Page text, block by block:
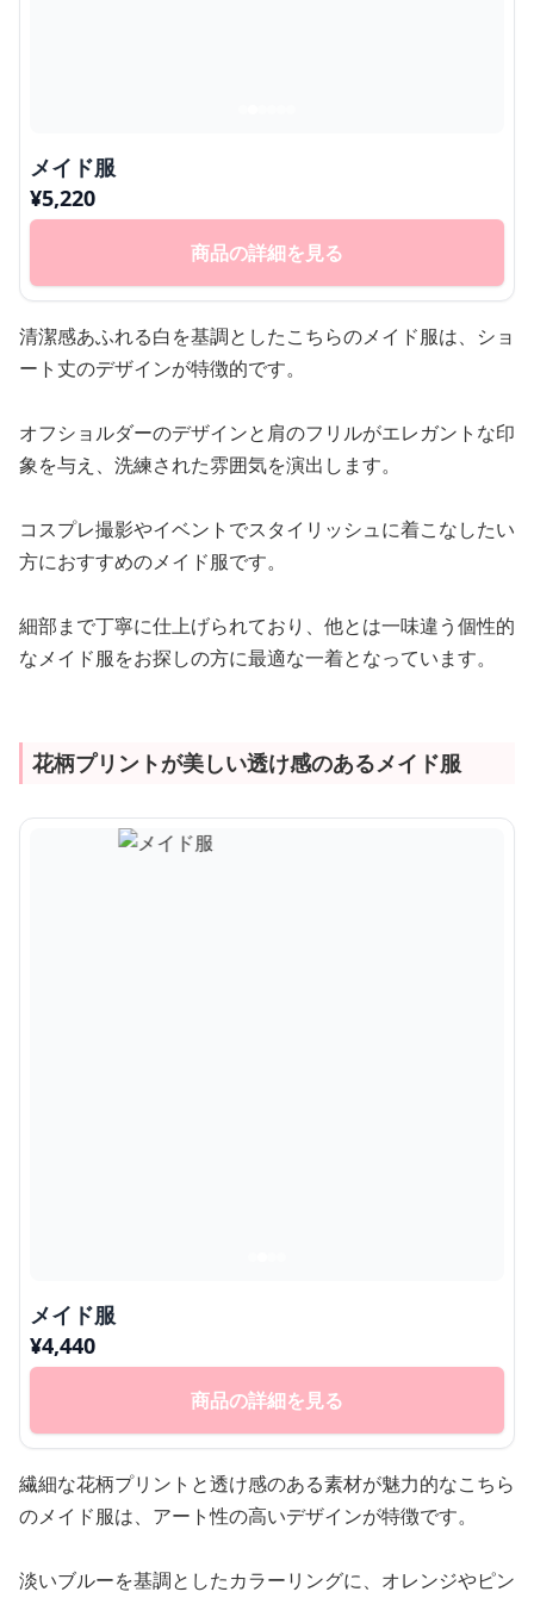
メイド服
¥5,220
商品の詳細を見る
清潔感あふれる白を基調としたこちらのメイド服は、ショ
ート丈のデザインが特徴的です。
オフショルダーのデザインと肩のフリルがエレガントな印
象を与え、洗練された雰囲気を演出します。
コスプレ撮影やイベントでスタイリッシュに着こなしたい
方におすすめのメイド服です。
細部まで丁寧に仕上げられており、他とは一味違う個性的
なメイド服をお探しの方に最適な一着となっています。
花柄プリントが美しい透け感のあるメイド服
メイド服
¥4,440
商品の詳細を見る
繊細な花柄プリントと透け感のある素材が魅力的なこちら
のメイド服は、アート性の高いデザインが特徴です。
淡いブルーを基調としたカラーリングに、オレンジやピン